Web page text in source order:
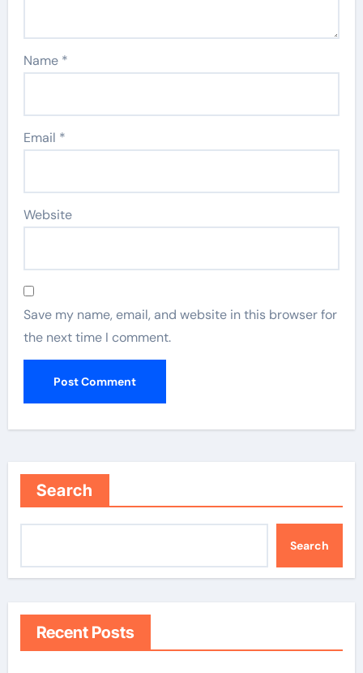
Name *
Email *
Website
Save my name, email, and website in this browser for
the next time I comment.
Search
Search
Recent Posts